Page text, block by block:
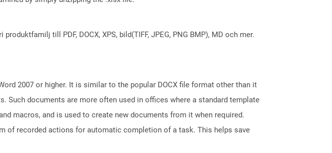
till PDF, DOCX, XPS, bild(TIFF, JPEG, PNG BMP), MD och mer.
2007 or higher. It is similar to the popular DOCX file format other than it
Such documents are more often used in offices where a standard template
macros, and is used to create new documents from it when required.
of recorded actions for automatic completion of a task. This helps save